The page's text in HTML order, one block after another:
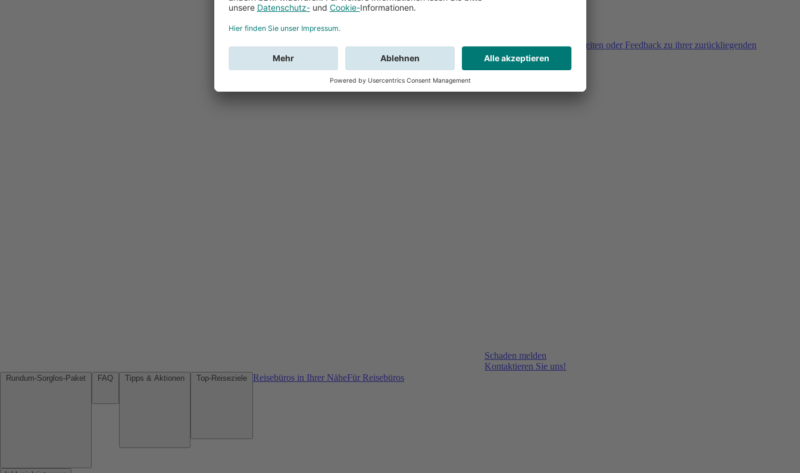
Sie haben Fragen, Unklarheiten oder Feedback zu ihrer zurückliegenden
Buchung?
Schaden melden
Kontaktieren Sie uns!
Reisebüros in Ihrer NäheFür Reisebüros